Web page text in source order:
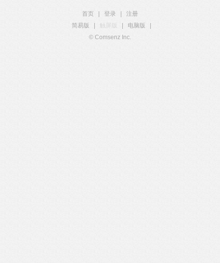
首页 登录
注册
简易版
触屏版 电脑版
© Comsenz Inc.